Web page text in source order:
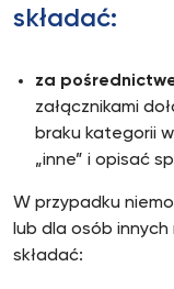
składać:
za
załącznikami
braku kategorii
„inne” i opisać
W przypadku
lub dla osób innych
składać: